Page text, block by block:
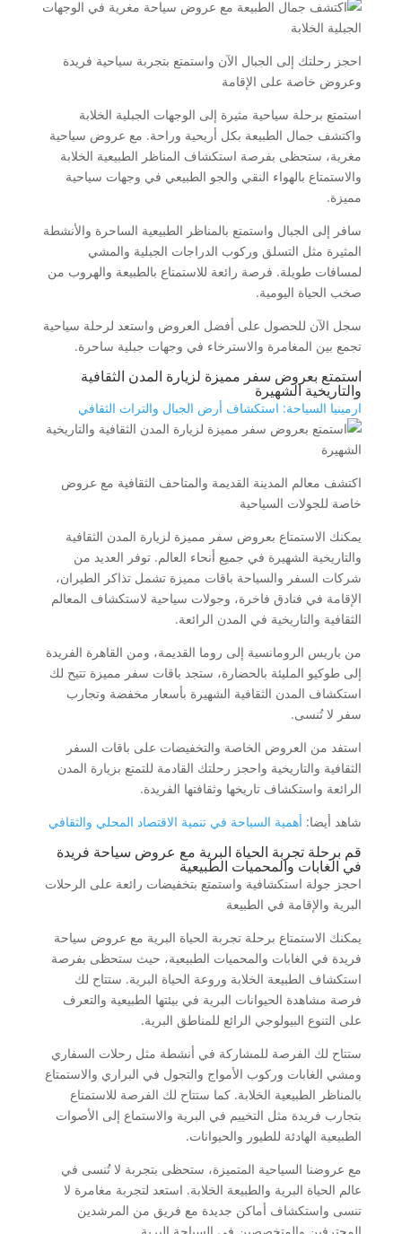
احجز رحلتك إلى الجبال الآن واستمتع بتجربة سياحية فريدة
وعروض خاصة على الإقامة
استمتع برحلة سياحية مثيرة إلى الوجهات الجبلية الخلابة
واكتشف جمال الطبيعة بكل أريحية وراحة. مع عروض سياحية
مغرية، ستحظى بفرصة استكشاف المناظر الطبيعية الخلابة
والاستمتاع بالهواء النقي والجو الطبيعي في وجهات سياحية
مميزة.
سافر إلى الجبال واستمتع بالمناظر الطبيعية الساحرة والأنشطة
المثيرة مثل التسلق وركوب الدراجات الجبلية والمشي
لمسافات طويلة. فرصة رائعة للاستمتاع بالطبيعة والهروب من
صخب الحياة اليومية.
سجل الآن للحصول على أفضل العروض واستعد لرحلة سياحية
تجمع بين المغامرة والاسترخاء في وجهات جبلية ساحرة.
استمتع بعروض سفر مميزة لزيارة المدن الثقافية
والتاريخية الشهيرة
ارمينيا السياحة: استكشاف أرض الجبال والتراث الثقافي
اكتشف معالم المدينة القديمة والمتاحف الثقافية مع عروض
خاصة للجولات السياحية
يمكنك الاستمتاع بعروض سفر مميزة لزيارة المدن الثقافية
والتاريخية الشهيرة في جميع أنحاء العالم. توفر العديد من
شركات السفر والسياحة باقات مميزة تشمل تذاكر الطيران،
الإقامة في فنادق فاخرة، وجولات سياحية لاستكشاف المعالم
الثقافية والتاريخية في المدن الرائعة.
من باريس الرومانسية إلى روما القديمة، ومن القاهرة الفريدة
إلى طوكيو المليئة بالحضارة، ستجد باقات سفر مميزة تتيح لك
استكشاف المدن الثقافية الشهيرة بأسعار مخفضة وتجارب
سفر لا تُنسى.
استفد من العروض الخاصة والتخفيضات على باقات السفر
الثقافية والتاريخية واحجز رحلتك القادمة للتمتع بزيارة المدن
الرائعة واستكشاف تاريخها وثقافتها الفريدة.
شاهد أيضا: أهمية السياحة في تنمية الاقتصاد المحلي والثقافي
قم برحلة تجربة الحياة البرية مع عروض سياحة فريدة
في الغابات والمحميات الطبيعية
احجز جولة استكشافية واستمتع بتخفيضات رائعة على الرحلات
البرية والإقامة في الطبيعة
يمكنك الاستمتاع برحلة تجربة الحياة البرية مع عروض سياحة
فريدة في الغابات والمحميات الطبيعية، حيث ستحظى بفرصة
استكشاف الطبيعة الخلابة وروعة الحياة البرية. ستتاح لك
فرصة مشاهدة الحيوانات البرية في بيئتها الطبيعية والتعرف
على التنوع البيولوجي الرائع للمناطق البرية.
ستتاح لك الفرصة للمشاركة في أنشطة مثل رحلات السفاري
ومشي الغابات وركوب الأمواج والتجول في البراري والاستمتاع
بالمناظر الطبيعية الخلابة. كما ستتاح لك الفرصة للاستمتاع
بتجارب فريدة مثل التخييم في البرية والاستماع إلى الأصوات
الطبيعية الهادئة للطيور والحيوانات.
مع عروضنا السياحية المتميزة، ستحظى بتجربة لا تُنسى في
عالم الحياة البرية والطبيعة الخلابة. استعد لتجربة مغامرة لا
تنسى واستكشاف أماكن جديدة مع فريق من المرشدين